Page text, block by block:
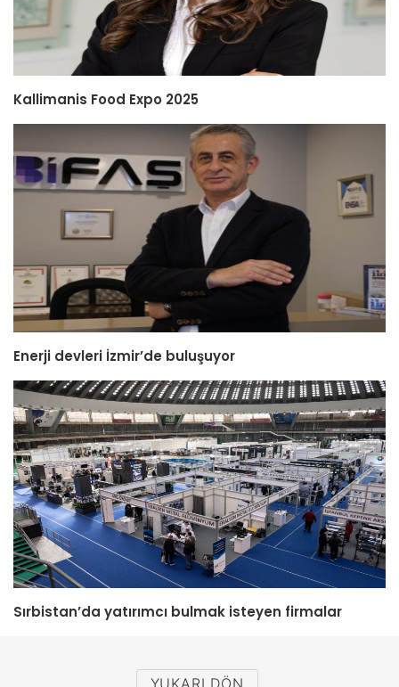
Kallimanis Food Expo 2025
Enerji devleri İzmir’de buluşuyor
Sırbistan’da yatırımcı bulmak isteyen firmalar